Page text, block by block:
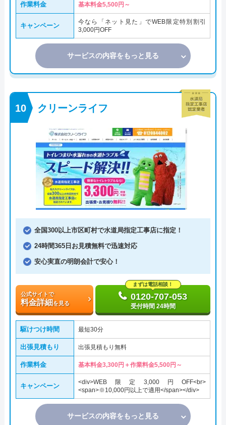
作業料金 基本料金5,500円～
キャンペーン
今なら「ネット見た」でWEB限定特別割引
3,000円OFF
サービスの内容をもっと見る
クリーンライフ
全国300以上市区町村で水道局指定工事店に指定！
24時間365日お見積無料で迅速対応
安心実直の明朗会計で安心！
公式サイトで
料金詳細を見る
まずは電話相談！
0120-707-053
受付時間 24時間
駆けつけ時間 最短30分
出張見積もり 出張見積もり無料
作業料金 基本料金3,300円＋作業料金5,500円～
キャンペーン
<div>WEB限定3,000円OFF<br>
<span>※10,000円以上で適用</span></div>
サービスの内容をもっと見る